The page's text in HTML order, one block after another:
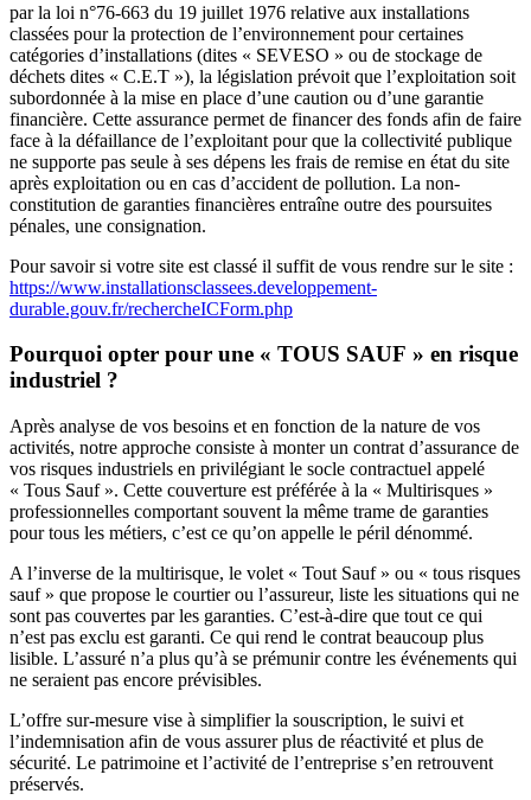
par la loi n°76-663 du 19 juillet 1976 relative aux installations
classées pour la protection de l’environnement pour certaines
catégories d’installations (dites « SEVESO » ou de stockage de
déchets dites « C.E.T »), la législation prévoit que l’exploitation soit
subordonnée à la mise en place d’une caution ou d’une garantie
financière. Cette assurance permet de financer des fonds afin de faire
face à la défaillance de l’exploitant pour que la collectivité publique
ne supporte pas seule à ses dépens les frais de remise en état du site
après exploitation ou en cas d’accident de pollution. La non-
constitution de garanties financières entraîne outre des poursuites
pénales, une consignation.
Pour savoir si votre site est classé il suffit de vous rendre sur le site :
https://www.installationsclassees.developpement-
durable.gouv.fr/rechercheICForm.php
Pourquoi opter pour une « TOUS SAUF » en risque
industriel ?
Après analyse de vos besoins et en fonction de la nature de vos
activités, notre approche consiste à monter un contrat d’assurance de
vos risques industriels en privilégiant le socle contractuel appelé
« Tous Sauf ». Cette couverture est préférée à la « Multirisques »
professionnelles comportant souvent la même trame de garanties
pour tous les métiers, c’est ce qu’on appelle le péril dénommé.
A l’inverse de la multirisque, le volet « Tout Sauf » ou « tous risques
sauf » que propose le courtier ou l’assureur, liste les situations qui ne
sont pas couvertes par les garanties. C’est-à-dire que tout ce qui
n’est pas exclu est garanti. Ce qui rend le contrat beaucoup plus
lisible. L’assuré n’a plus qu’à se prémunir contre les événements qui
ne seraient pas encore prévisibles.
L’offre sur-mesure vise à simplifier la souscription, le suivi et
l’indemnisation afin de vous assurer plus de réactivité et plus de
sécurité. Le patrimoine et l’activité de l’entreprise s’en retrouvent
préservés.